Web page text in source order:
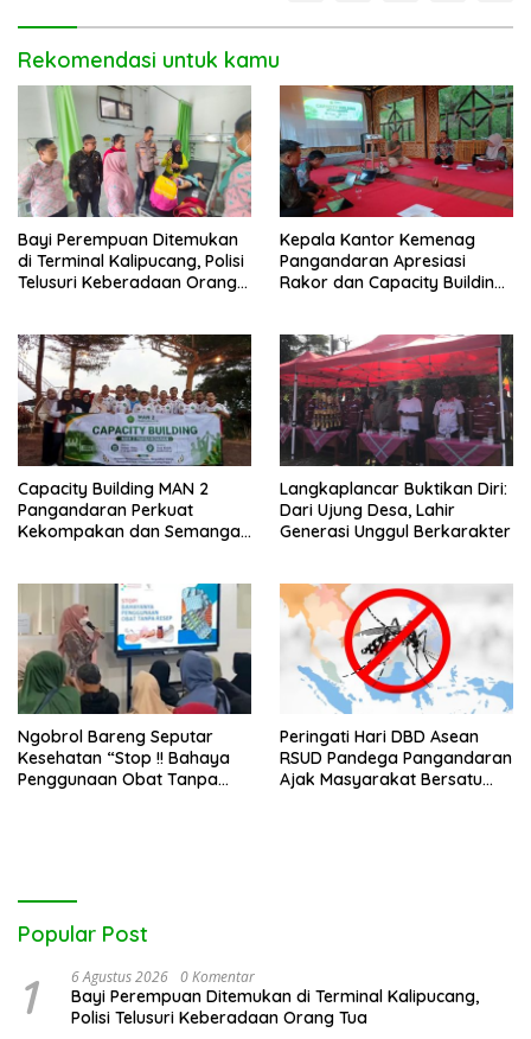
Rekomendasi untuk kamu
Bayi Perempuan Ditemukan
di Terminal Kalipucang, Polisi
Telusuri Keberadaan Orang
Kepala Kantor Kemenag
Pangandaran Apresiasi
Rakor dan Capacity Building
Antar Lini
Capacity Building MAN 2
Pangandaran Perkuat
Kekompakan dan Semangat
Langkaplancar Buktikan Diri:
Dari Ujung Desa, Lahir
Generasi Unggul Berkarakter
Ngobrol Bareng Seputar
Kesehatan “Stop !! Bahaya
Penggunaan Obat Tanpa
Peringati Hari DBD Asean
RSUD Pandega Pangandaran
Ajak Masyarakat Bersatu
Popular Post
1 6 Agustus 2026 0 Komentar
Bayi Perempuan Ditemukan di Terminal Kalipucang,
Polisi Telusuri Keberadaan Orang Tua